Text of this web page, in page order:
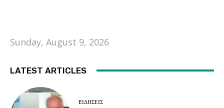
Sunday, August 9, 2026
LATEST ARTICLES
EΙΔΗΣΕΙΣ